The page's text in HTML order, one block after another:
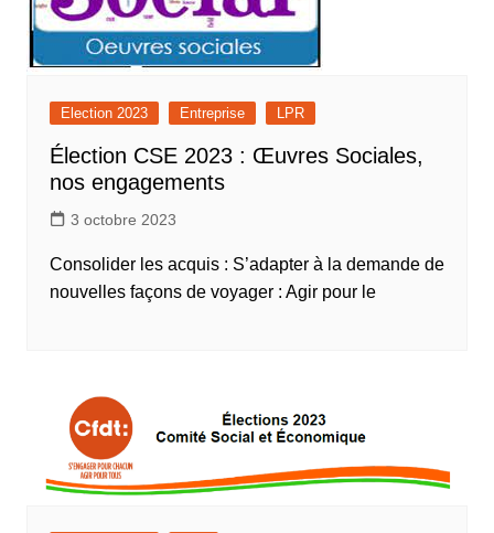
Election 2023 Entreprise LPR
Élection CSE 2023 : Œuvres Sociales,
nos engagements
3 octobre 2023
Consolider les acquis : S’adapter à la demande de
nouvelles façons de voyager : Agir pour le